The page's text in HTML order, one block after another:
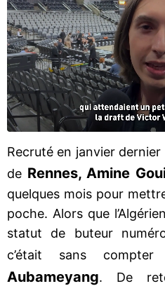
Recruté en janvier dernier
de Rennes, Amine
quelques mois pour
poche. Alors que
statut de buteur
c’était sans
Aubameyang. De